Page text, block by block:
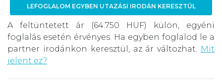
LEFOGLALOM EGYBEN UTAZÁSI IRODÁN KERESZTÜL
A feltüntetett ár (64.750 HUF) külön, egyéni
foglalás esetén érvényes. Ha egyben foglalod le a
partner irodánkon keresztül, az ár változhat. Mit
jelent ez?